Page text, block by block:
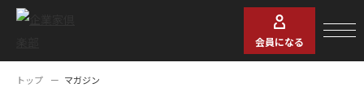
会員になる
トップ マガジン